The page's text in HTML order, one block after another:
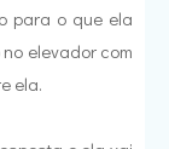
para o que ela
elevador com
ela.